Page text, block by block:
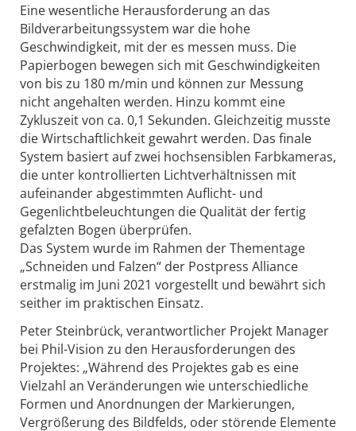
Eine wesentliche Herausforderung an das
Bildverarbeitungssystem war die hohe
Geschwindigkeit, mit der es messen muss. Die
Papierbogen bewegen sich mit Geschwindigkeiten
von bis zu 180 m/min und können zur Messung
nicht angehalten werden. Hinzu kommt eine
Zykluszeit von ca. 0,1 Sekunden. Gleichzeitig musste
die Wirtschaftlichkeit gewahrt werden. Das finale
System basiert auf zwei hochsensiblen Farbkameras,
die unter kontrollierten Lichtverhältnissen mit
aufeinander abgestimmten Auflicht- und
Gegenlichtbeleuchtungen die Qualität der fertig
gefalzten Bogen überprüfen.
Das System wurde im Rahmen der Thementage
„Schneiden und Falzen“ der Postpress Alliance
erstmalig im Juni 2021 vorgestellt und bewährt sich
seither im praktischen Einsatz.
Peter Steinbrück, verantwortlicher Projekt Manager
bei Phil-Vision zu den Herausforderungen des
Projektes: „Während des Projektes gab es eine
Vielzahl an Veränderungen wie unterschiedliche
Formen und Anordnungen der Markierungen,
Vergrößerung des Bildfelds, oder störende Elemente